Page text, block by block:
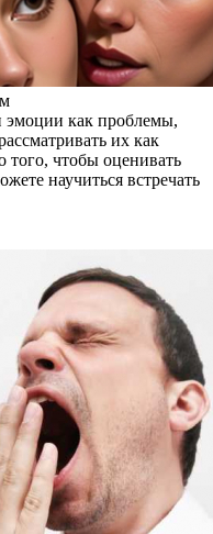
эмоции как проблемы,
их как
того, чтобы оценивать
научиться встречать